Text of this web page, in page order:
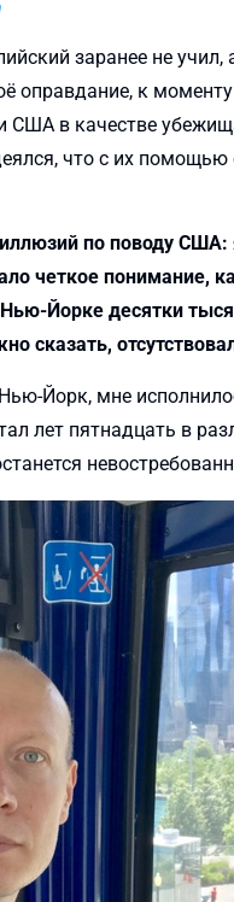
заранее не учил,
оправдание, к
США в качестве
что с их помощью
по поводу США:
четкое понимание,
Йорке десятки
сказать,
Йорк, мне
лет пятнадцать в